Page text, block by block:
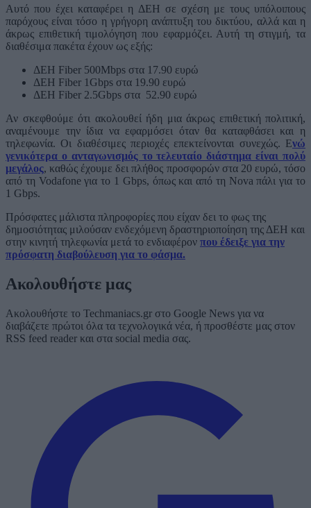
Αυτό που έχει καταφέρει η ΔΕΗ σε σχέση με τους υπόλοιπους
παρόχους είναι τόσο η γρήγορη ανάπτυξη του δικτύου, αλλά και η
άκρως επιθετική τιμολόγηση που εφαρμόζει. Αυτή τη στιγμή, τα
διαθέσιμα πακέτα έχουν ως εξής:
ΔΕΗ Fiber 500Mbps στα 17.90 ευρώ
ΔΕΗ Fiber 1Gbps στα 19.90 ευρώ
ΔΕΗ Fiber 2.5Gbps στα 52.90 ευρώ
Αν σκεφθούμε ότι ακολουθεί ήδη μια άκρως επιθετική πολιτική,
αναμένουμε την ίδια να εφαρμόσει όταν θα καταφθάσει και η
τηλεφωνία. Οι διαθέσιμες περιοχές επεκτείνονται συνεχώς. Ενώ
γενικότερα ο ανταγωνισμός το τελευταίο διάστημα είναι πολύ
μεγάλος, καθώς έχουμε δει πλήθος προσφορών στα 20 ευρώ, τόσο
από τη Vodafone για το 1 Gbps, όπως και από τη Nova πάλι για το
1 Gbps.
Πρόσφατες μάλιστα πληροφορίες που είχαν δει το φως της
δημοσιότητας μιλούσαν ενδεχόμενη δραστηριοποίηση της ΔΕΗ και
στην κινητή τηλεφωνία μετά το ενδιαφέρον που έδειξε για την
πρόσφατη διαβούλευση για το φάσμα.
Ακολουθήστε μας
Ακολουθήστε το Techmaniacs.gr στο Google News για να
διαβάζετε πρώτοι όλα τα τεχνολογικά νέα, ή προσθέστε μας στον
RSS feed reader και στα social media σας.